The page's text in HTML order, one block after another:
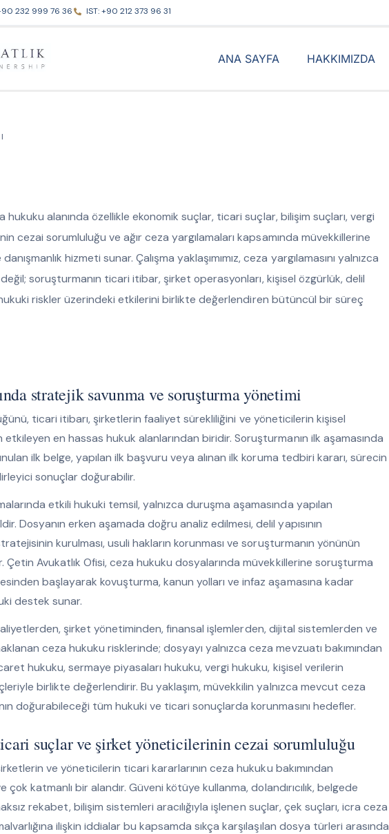
232 999 76 36 IST: +90 212 373 96 31
ANA SAYFA HAKKIMIZDA
hukuku alanında özellikle ekonomik suçlar, ticari suçlar, bilişim suçları, vergi
cezai sorumluluğu ve ağır ceza yargılamaları kapsamında müvekkillerine
hizmeti sunar. Çalışma yaklaşımımız, ceza yargılamasını yalnızca
soruşturmanın ticari itibar, şirket operasyonları, kişisel özgürlük, delil
riskler üzerindeki etkilerini birlikte değerlendiren bütüncül bir süreç
stratejik savunma ve soruşturma yönetimi
ticari itibarı, şirketlerin faaliyet sürekliliğini ve yöneticilerin kişisel
en hassas hukuk alanlarından biridir. Soruşturmanın ilk aşamasında
ilk belge, yapılan ilk başvuru veya alınan ilk koruma tedbiri kararı, sürecin
sonuçlar doğurabilir.
etkili hukuki temsil, yalnızca duruşma aşamasında yapılan
Dosyanın erken aşamada doğru analiz edilmesi, delil yapısının
kurulması, usuli hakların korunması ve soruşturmanın yönünün
Çetin Avukatlık Ofisi, ceza hukuku dosyalarında müvekkillerine soruşturma
başlayarak kovuşturma, kanun yolları ve infaz aşamasına kadar
destek sunar.
şirket yönetiminden, finansal işlemlerden, dijital sistemlerden ve
ceza hukuku risklerinde; dosyayı yalnızca ceza mevzuatı bakımından
hukuku, sermaye piyasaları hukuku, vergi hukuku, kişisel verilerin
birlikte değerlendirir. Bu yaklaşım, müvekkilin yalnızca mevcut ceza
doğurabileceği tüm hukuki ve ticari sonuçlarda korunmasını hedefler.
suçlar ve şirket yöneticilerinin cezai sorumluluğu
ve yöneticilerin ticari kararlarının ceza hukuku bakımından
katmanlı bir alandır. Güveni kötüye kullanma, dolandırıcılık, belgede
rekabet, bilişim sistemleri aracılığıyla işlenen suçlar, çek suçları, icra ceza
ilişkin iddialar bu kapsamda sıkça karşılaşılan dosya türleri arasında